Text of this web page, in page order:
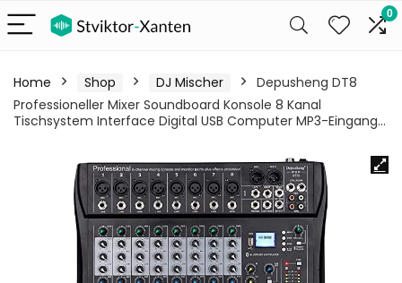
0
Home Shop DJ Mischer
Depusheng DT8
Professioneller Mixer Soundboard Konsole 8 Kanal
Tischsystem Interface Digital USB Computer MP3-Eingang…